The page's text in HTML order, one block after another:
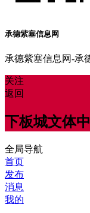
承德紫塞信息网
承德紫塞信息网-承
关注
返回
下板城文体
全局导航
首页
发布
消息
我的